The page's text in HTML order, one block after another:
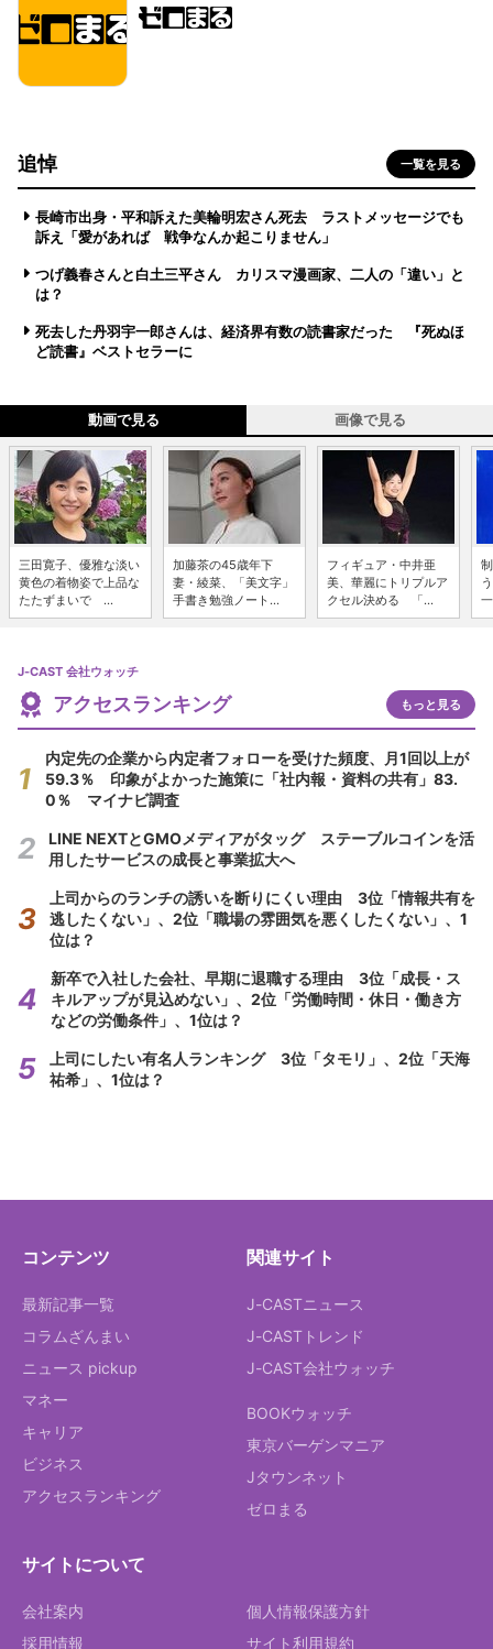
追悼 一覧を見る
長崎市出身・平和訴えた美輪明宏さん死去 ラストメッセージでも
訴え「愛があれば 戦争なんか起こりません」
つげ義春さんと白土三平さん カリスマ漫画家、二人の「違い」と
は？
死去した丹羽宇一郎さんは、経済界有数の読書家だった 『死ぬほ
ど読書』ベストセラーに
動画で見る 画像で見る
三田寛子、優雅な淡い
黄色の着物姿で上品な
たたずまいで ...
加藤茶の45歳年下
妻・綾菜、「美文字」
手書き勉強ノート...
フィギュア・中井亜
美、華麗にトリプルア
クセル決める 「...
J-CAST 会社ウォッチ
アクセスランキング もっと見る
内定先の企業から内定者フォローを受けた頻度、月1回以上が
59.3％ 印象がよかった施策に「社内報・資料の共有」83.
0％ マイナビ調査
LINE NEXTとGMOメディアがタッグ ステーブルコインを活
用したサービスの成長と事業拡大へ
上司からのランチの誘いを断りにくい理由 3位「情報共有を
逃したくない」、2位「職場の雰囲気を悪くしたくない」、1
位は？
新卒で入社した会社、早期に退職する理由 3位「成長・ス
キルアップが見込めない」、2位「労働時間・休日・働き方
などの労働条件」、1位は？
上司にしたい有名人ランキング 3位「タモリ」、2位「天海
祐希」、1位は？
コンテンツ
最新記事一覧
コラムざんまい
ニュース pickup
マネー
キャリア
ビジネス
アクセスランキング
関連サイト
J-CASTニュース
J-CASTトレンド
J-CAST会社ウォッチ
BOOKウォッチ
東京バーゲンマニア
Jタウンネット
ゼロまる
サイトについて
会社案内
採用情報
個人情報保護方針
サイト利用規約